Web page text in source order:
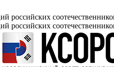
российских
российских